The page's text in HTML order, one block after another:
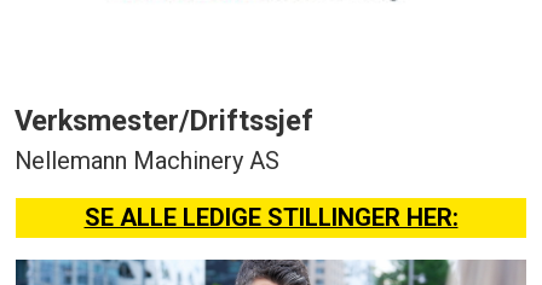
Verksmester/Driftssjef
Nellemann Machinery AS
SE ALLE LEDIGE STILLINGER HER: